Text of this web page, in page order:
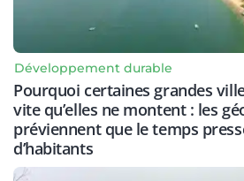
Développement durable
Pourquoi certaines grandes
vite qu’elles ne montent : les
préviennent que le temps
d’habitants